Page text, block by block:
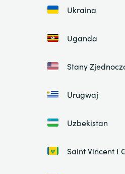
Ukraina
Uganda
Stany
Urugwaj
Uzbekistan
Saint Vincent I